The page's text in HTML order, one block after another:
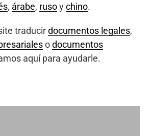
, árabe, rusoychino.
traducirdocumentos legales,
odocumentos
aquí para ayudarle.